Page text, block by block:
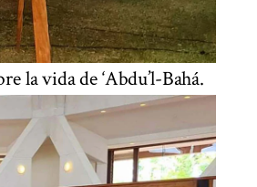
la vida de ‘Abdu’l-Bahá.